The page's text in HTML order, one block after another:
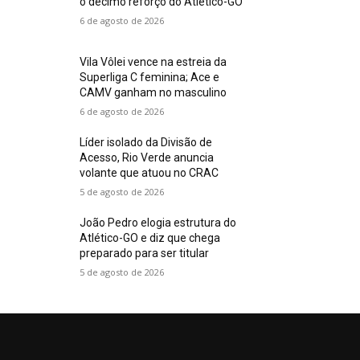
6 de agosto de 2026
Vila Vôlei vence na estreia da
Superliga C feminina; Ace e
CAMV ganham no masculino
6 de agosto de 2026
Líder isolado da Divisão de
Acesso, Rio Verde anuncia
volante que atuou no CRAC
5 de agosto de 2026
João Pedro elogia estrutura do
Atlético-GO e diz que chega
preparado para ser titular
5 de agosto de 2026